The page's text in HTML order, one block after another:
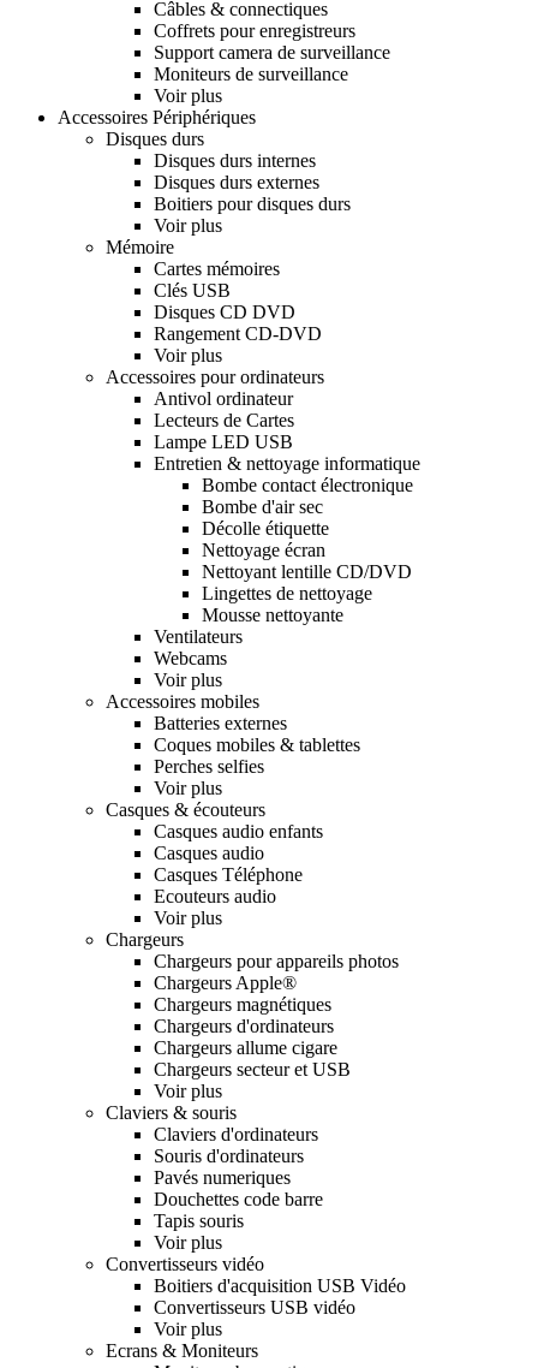
Câbles & connectiques
Coffrets pour enregistreurs
Support camera de surveillance
Moniteurs de surveillance
Voir plus
Accessoires Périphériques
Disques durs
Disques durs internes
Disques durs externes
Boitiers pour disques durs
Voir plus
Mémoire
Cartes mémoires
Clés USB
Disques CD DVD
Rangement CD-DVD
Voir plus
Accessoires pour ordinateurs
Antivol ordinateur
Lecteurs de Cartes
Lampe LED USB
Entretien & nettoyage informatique
Bombe contact électronique
Bombe d'air sec
Décolle étiquette
Nettoyage écran
Nettoyant lentille CD/DVD
Lingettes de nettoyage
Mousse nettoyante
Ventilateurs
Webcams
Voir plus
Accessoires mobiles
Batteries externes
Coques mobiles & tablettes
Perches selfies
Voir plus
Casques & écouteurs
Casques audio enfants
Casques audio
Casques Téléphone
Ecouteurs audio
Voir plus
Chargeurs
Chargeurs pour appareils photos
Chargeurs Apple®
Chargeurs magnétiques
Chargeurs d'ordinateurs
Chargeurs allume cigare
Chargeurs secteur et USB
Voir plus
Claviers & souris
Claviers d'ordinateurs
Souris d'ordinateurs
Pavés numeriques
Douchettes code barre
Tapis souris
Voir plus
Convertisseurs vidéo
Boitiers d'acquisition USB Vidéo
Convertisseurs USB vidéo
Voir plus
Ecrans & Moniteurs